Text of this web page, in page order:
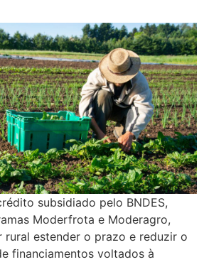
subsidiado pelo BNDES,
Moderfrota e Moderagro,
estender o prazo e reduzir o
financiamentos voltados à